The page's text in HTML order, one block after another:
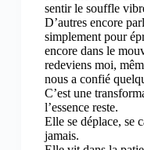
sentir le souffle
D’autres encore
simplement pour
encore dans le
redeviens moi,
nous a confié
C’est une
l’essence reste.
Elle se déplace, se
jamais.